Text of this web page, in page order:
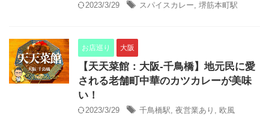
2023/3/29 スパイスカレー, 堺筋本町駅
お店巡り 大阪
【天天菜館：大阪-千鳥橋】地元民に愛
される老舗町中華のカツカレーが美味
い！
2023/3/29 千鳥橋駅, 夜営業あり , 欧風